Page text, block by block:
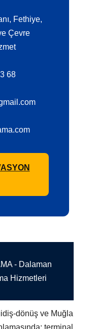
Fethiye,
Çevre
68
- Dalaman
Hizmetleri
dönüş ve Muğla